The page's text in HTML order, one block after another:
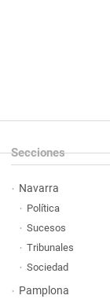
Secciones
Navarra
Política
Sucesos
Tribunales
Sociedad
Pamplona